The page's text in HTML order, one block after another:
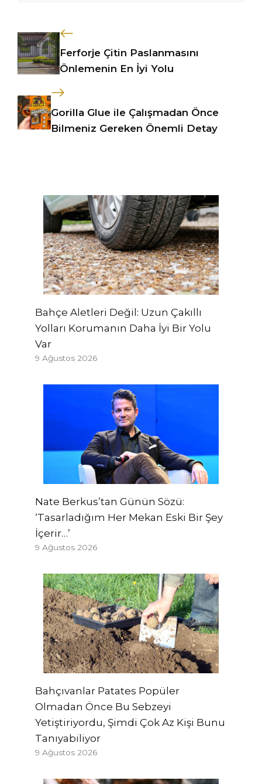
Ferforje Çitin Paslanmasını
Önlemenin En İyi Yolu
Gorilla Glue ile Çalışmadan Önce
Bilmeniz Gereken Önemli Detay
Bahçe Aletleri Değil: Uzun Çakıllı
Yolları Korumanın Daha İyi Bir Yolu
Var
9 Ağustos 2026
Nate Berkus’tan Günün Sözü:
‘Tasarladığım Her Mekan Eski Bir Şey
İçerir…’
9 Ağustos 2026
Bahçıvanlar Patates Popüler
Olmadan Önce Bu Sebzeyi
Yetiştiriyordu, Şimdi Çok Az Kişi Bunu
Tanıyabiliyor
9 Ağustos 2026